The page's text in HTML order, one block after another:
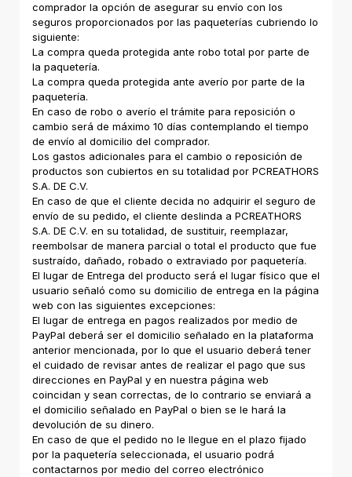
comprador la opción de asegurar su envío con los
seguros proporcionados por las paqueterías cubriendo lo
siguiente:
La compra queda protegida ante robo total por parte de
la paquetería.
La compra queda protegida ante averío por parte de la
paquetería.
En caso de robo o averío el trámite para reposición o
cambio será de máximo 10 días contemplando el tiempo
de envío al domicilio del comprador.
Los gastos adicionales para el cambio o reposición de
productos son cubiertos en su totalidad por PCREATHORS
S.A. DE C.V.
En caso de que el cliente decida no adquirir el seguro de
envío de su pedido, el cliente deslinda a PCREATHORS
S.A. DE C.V. en su totalidad, de sustituir, reemplazar,
reembolsar de manera parcial o total el producto que fue
sustraído, dañado, robado o extraviado por paquetería.
El lugar de Entrega del producto será el lugar físico que el
usuario señaló como su domicilio de entrega en la página
web con las siguientes excepciones:
El lugar de entrega en pagos realizados por medio de
PayPal deberá ser el domicilio señalado en la plataforma
anterior mencionada, por lo que el usuario deberá tener
el cuidado de revisar antes de realizar el pago que sus
direcciones en PayPal y en nuestra página web
coincidan y sean correctas, de lo contrario se enviará a
el domicilio señalado en PayPal o bien se le hará la
devolución de su dinero.
En caso de que el pedido no le llegue en el plazo fijado
por la paquetería seleccionada, el usuario podrá
contactarnos por medio del correo electrónico